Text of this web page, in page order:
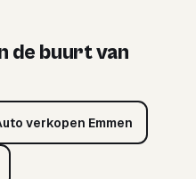
de buurt van
verkopen Emmen